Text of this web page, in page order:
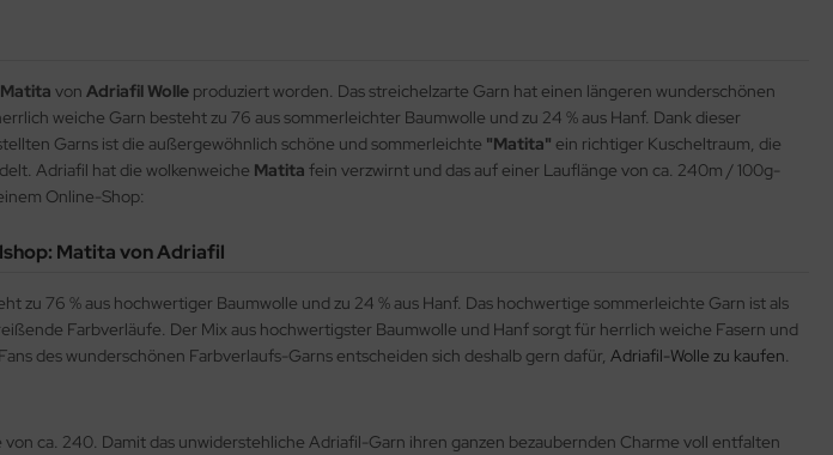
Matita von Adriafil Wolle produziert worden. Das streichelzarte Garn hat einen längeren wunderschönen
weiche Garn besteht zu 76 aus sommerleichter Baumwolle und zu 24 % aus Hanf. Dank dieser
Garns ist die außergewöhnlich schöne und sommerleichte "Matita" ein richtiger Kuscheltraum, die
Adriafil hat die wolkenweiche Matita fein verzwirnt und das auf einer Lauflänge von ca. 240m / 100g-
Online-Shop:
Matita von Adriafil
zu 76 % aus hochwertiger Baumwolle und zu 24 % aus Hanf. Das hochwertige sommerleichte Garn ist als
Farbverläufe. Der Mix aus hochwertigster Baumwolle und Hanf sorgt für herrlich weiche Fasern und
des wunderschönen Farbverlaufs-Garns entscheiden sich deshalb gern dafür, Adriafil-Wolle zu kaufen
ca. 240. Damit das unwiderstehliche Adriafil-Garn ihren ganzen bezaubernden Charme voll entfalten